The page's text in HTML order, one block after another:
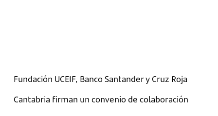
Fundación UCEIF, Banco Santander y Cruz Roja
Cantabria firman un convenio de colaboración